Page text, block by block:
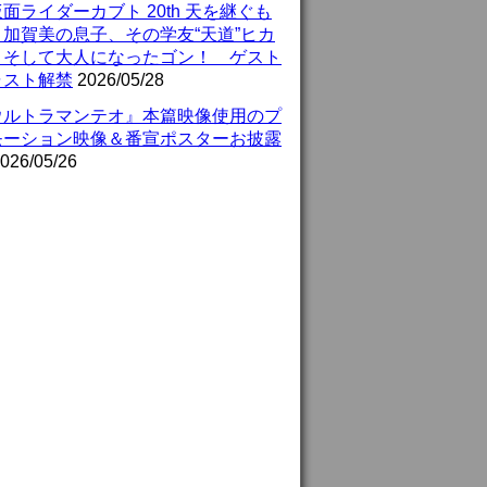
ライダーカブト 20th 天を継ぐも
賀美の息子、その学友“天道”ヒカ
そして大人になったゴン！ ゲスト
ト解禁 2026/05/28
トラマンテオ』本篇映像使用のプ
ション映像＆番宣ポスターお披露
05/26